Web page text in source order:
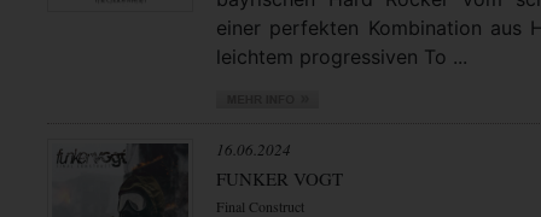
einer perfekten Kombination aus
leichtem progressiven To ...
16.06.2024
FUNKER VOGT
Final Construct